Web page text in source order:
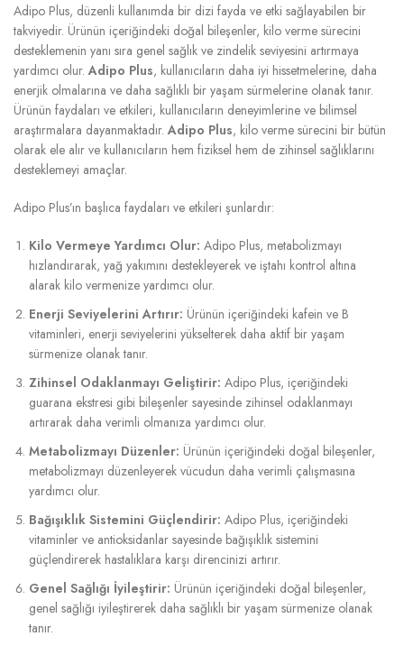
Adipo Plus, düzenli kullanımda bir dizi fayda ve etki sağlayabilen bir
takviyedir. Ürünün içeriğindeki doğal bileşenler, kilo verme sürecini
desteklemenin yanı sıra genel sağlık ve zindelik seviyesini artırmaya
yardımcı olur.Adipo Plus, kullanıcıların daha iyi hissetmelerine, daha
enerjik olmalarına ve daha sağlıklı bir yaşam sürmelerine olanak tanır.
Ürünün faydaları ve etkileri, kullanıcıların deneyimlerine ve bilimsel
araştırmalara dayanmaktadır.Adipo Plus, kilo verme sürecini bir bütün
olarak ele alır ve kullanıcıların hem fiziksel hem de zihinsel sağlıklarını
desteklemeyi amaçlar.
Adipo Plus’ın başlıca faydaları ve etkileri şunlardır:
Kilo Vermeye Yardımcı Olur: Adipo Plus, metabolizmayı
hızlandırarak, yağ yakımını destekleyerek ve iştahı kontrol altına
alarak kilo vermenize yardımcı olur.
Enerji Seviyelerini Artırır: Ürünün içeriğindeki kafein ve B
vitaminleri, enerji seviyelerini yükselterek daha aktif bir yaşam
sürmenize olanak tanır.
Zihinsel Odaklanmayı Geliştirir: Adipo Plus, içeriğindeki
guarana ekstresi gibi bileşenler sayesinde zihinsel odaklanmayı
artırarak daha verimli olmanıza yardımcı olur.
Metabolizmayı Düzenler: Ürünün içeriğindeki doğal bileşenler,
metabolizmayı düzenleyerek vücudun daha verimli çalışmasına
yardımcı olur.
Bağışıklık Sistemini Güçlendirir: Adipo Plus, içeriğindeki
vitaminler ve antioksidanlar sayesinde bağışıklık sistemini
güçlendirerek hastalıklara karşı direncinizi artırır.
Genel Sağlığı İyileştirir: Ürünün içeriğindeki doğal bileşenler,
genel sağlığı iyileştirerek daha sağlıklı bir yaşam sürmenize olanak
tanır.